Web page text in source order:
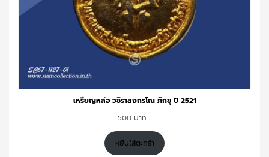
เหรียญหล่อ วชิราลงกรโณ ภิกขุ ปี 2521
500
หยิบใส่ตะกร้า